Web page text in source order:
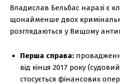
Владислав Бельбас наразі є
щонайменше двох
розглядаються у Вищому
Перша справа:
від кінця 2017 року
стосується фінансових